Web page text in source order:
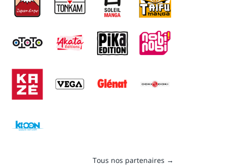
Tous nos partenaires →